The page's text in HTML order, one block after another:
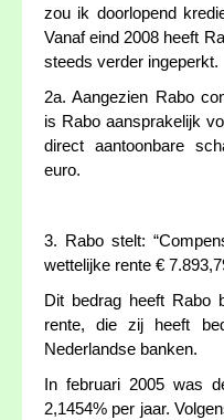
zou ik doorlopend
Vanaf eind 2008 heeft
steeds verder ingeperkt.
2a. Aangezien Rabo
is Rabo aansprakelijk
direct aantoonbare
euro.
3. Rabo stelt:
wettelijke rente €
Dit bedrag heeft Rabo
rente, die zij heeft
Nederlandse banken.
In februari 2005 was
2,1454% per jaar.